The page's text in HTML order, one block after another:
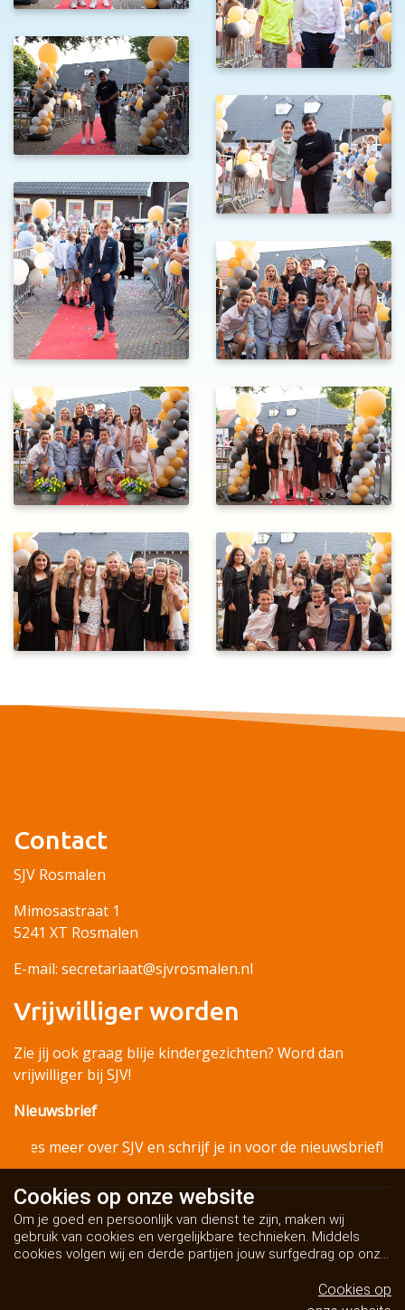
Contact
SJV Rosmalen
Mimosastraat 1
5241 XT Rosmalen
E-mail: secretariaat@sjvrosmalen.nl
Vrijwilliger worden
Zie jij ook graag blije kindergezichten? Word dan
vrijwilliger bij SJV!
Nieuwsbrief
Lees meer over SJV en schrijf je in voor de nieuwsbrief!
Cookies op onze website
Om je goed en persoonlijk van dienst te zijn, maken wij
gebruik van cookies en vergelijkbare technieken. Middels
cookies volgen wij en derde partijen jouw surfgedrag op onze
en dit maakt het voor jou mogelijk om informatie te delen via
Cookies op